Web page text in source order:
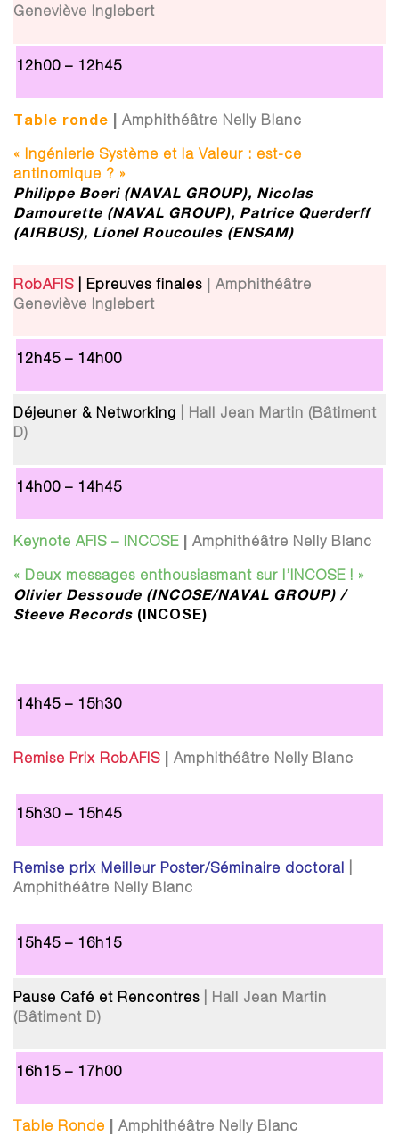
Geneviève Inglebert
12h00 – 12h45
Table ronde | Amphithéâtre Nelly Blanc
« Ingénierie Système et la Valeur : est-ce
antinomique ? »
Philippe Boeri (NAVAL GROUP), Nicolas
Damourette (NAVAL GROUP), Patrice Querderff
(AIRBUS), Lionel Roucoules (ENSAM)
RobAFIS | Epreuves finales | Amphithéâtre
Geneviève Inglebert
12h45 – 14h00
Déjeuner & Networking
| Hall Jean Martin (Bâtiment
D)
14h00 – 14h45
Keynote AFIS – INCOSE | Amphithéâtre Nelly Blanc
« Deux messages enthousiasmant sur l’INCOSE ! »
Olivier Dessoude (INCOSE/NAVAL GROUP) /
Steeve Records (INCOSE)
14h45 – 15h30
Remise Prix RobAFIS | Amphithéâtre Nelly Blanc
15h30 – 15h45
Remise prix Meilleur Poster/Séminaire doctoral
Amphithéâtre Nelly Blanc
15h45 – 16h15
Pause Café et Rencontres
| Hall Jean Martin
(Bâtiment D)
16h15 – 17h00
Table Ronde | Amphithéâtre Nelly Blanc